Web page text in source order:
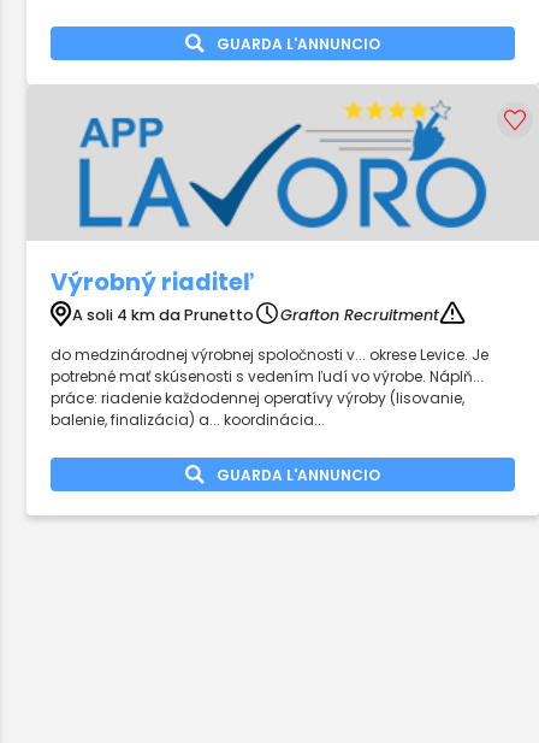
GUARDA L'ANNUNCIO
Výrobný riaditeľ
A soli 4 km da Prunetto
Grafton Recruitment
do medzinárodnej výrobnej spoločnosti v... okrese Levice. Je
potrebné mať skúsenosti s vedením ľudí vo výrobe. Náplň...
práce: riadenie každodennej operatívy výroby (lisovanie,
balenie, finalizácia) a... koordinácia...
GUARDA L'ANNUNCIO